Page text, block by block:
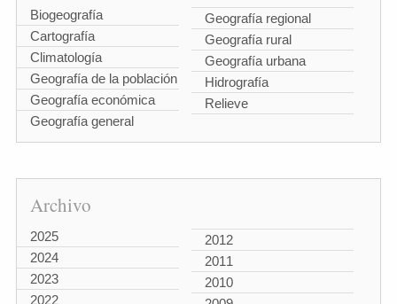
Biogeografía
Cartografía
Climatología
Geografía de la población
Geografía económica
Geografía general
Geografía regional
Geografía rural
Geografía urbana
Hidrografía
Relieve
Archivo
2025
2024
2023
2022
2012
2011
2010